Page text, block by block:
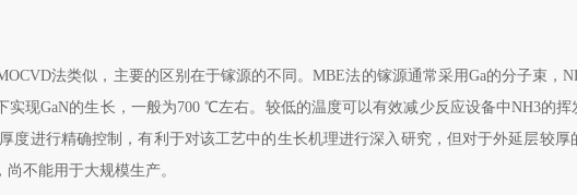
法类似，主要的区别在于镓源的不同。MBE法的镓源通常采用Ga的分子束，
实现GaN的生长，一般为700℃左右。较低的温度可以有效减少反应设备中NH3的挥
度进行精确控制，有利于对该工艺中的生长机理进行深入研究，但对于外延层较
尚不能用于大规模生产。